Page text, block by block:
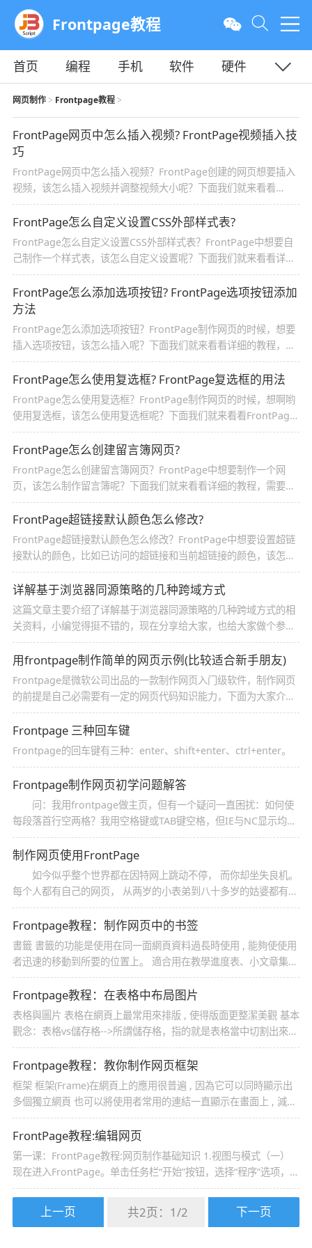
Frontpage教程
首页 编程 手机 软件
硬件
教程
平面 服务器
网页制作> Frontpage教程>
FrontPage网页中怎么插入视频? FrontPage视频插入技
巧
FrontPage网页中怎么插入视频？FrontPage创建的网页想要插入
视频，该怎么插入视频并调整视频大小呢？下面我们就来看看
FrontPage视频插入技巧，需要的朋友可以参考下
FrontPage怎么自定义设置CSS外部样式表?
FrontPage怎么自定义设置CSS外部样式表？FrontPage中想要自
己制作一个样式表，该怎么自定义设置呢？下面我们就来看看详细
的教程，需要的朋友可以参考下
FrontPage怎么添加选项按钮? FrontPage选项按钮添加
方法
FrontPage怎么添加选项按钮？FrontPage制作网页的时候，想要
插入选项按钮，该怎么插入呢？下面我们就来看看详细的教程，需
要的朋友可以参考下
FrontPage怎么使用复选框? FrontPage复选框的用法
FrontPage怎么使用复选框？FrontPage制作网页的时候，想啊哟
使用复选框，该怎么使用复选框呢？下面我们就来看看FrontPage
复选框的用法，需要的朋友可以参考下
FrontPage怎么创建留言簿网页?
FrontPage怎么创建留言簿网页？FrontPage中想要制作一个网
页，该怎么制作留言簿呢？下面我们就来看看详细的教程，需要的
朋友可以参考下
FrontPage超链接默认颜色怎么修改?
FrontPage超链接默认颜色怎么修改？FrontPage中想要设置超链
接默认的颜色，比如已访问的超链接和当前超链接的颜色，该怎么
设置呢？下面我们就来看看详细的教程，需要的朋友可以参考下
详解基于浏览器同源策略的几种跨域方式
这篇文章主要介绍了详解基于浏览器同源策略的几种跨域方式的相
关资料，小编觉得挺不错的，现在分享给大家，也给大家做个参
考。一起跟随小编过来看看吧
用frontpage制作简单的网页示例(比较适合新手朋友)
Frontpage是微软公司出品的一款制作网页入门级软件，制作网页
的前提是自己必需要有一定的网页代码知识能力，下面为大家介绍
下如何用frontpage制作简单的网页，感兴趣的朋友可以参考下
Frontpage 三种回车键
Frontpage的回车键有三种：enter、shift+enter、ctrl+enter。
Frontpage制作网页初学问题解答
问：我用frontpage做主页，但有一个疑问一直困扰：如何使
每段落首行空两格？我用空格键或TAB键空格，但IE与NC显示均不
相同，请问如何解决？ 答：用汉字输入，并设为全角，然后空
格，就可以了：） 问：我的主页用frontpage做好后传上去，
但是图形却
制作网页使用FrontPage
如今似乎整个世界都在因特网上跳动不停， 而你却坐失良机。
每个人都有自己的网页， 从两岁的小表弟到八十多岁的姑婆都有，
而你没有。 你想立刻觉醒， 嗅一嗅UNIX的味道， 也建个自己的主
页。 但怎么建呢? 你鼓起勇气学习HTML， 而坦白说， 你学得一头
雾水， 再也
Frontpage教程：制作网页中的书签
書籤 書籤的功能是使用在同一面網頁資料過長時使用 , 能夠使使用
者迅速的移動到所要的位置上。 適合用在教學進度表、小文章集宓
冉虒W網頁。 書籤的基本操作 範例： 做法：
Frontpage教程：在表格中布局图片
表格與圖片 表格在網頁上最常用來排版 , 使得版面更整潔美觀 基本
觀念：表格vs儲存格-->所謂儲存格，指的就是表格當中切割出來的
每一小格 表格的基本操作 範例：
Frontpage教程：教你制作网页框架
框架 框架(Frame)在網頁上的應用很普遍 , 因為它可以同時顯示出
多個獨立網頁 也可以將使用者常用的連結一直顯示在畫面上 , 減少
上一頁下一頁的切換頻率 框架的基本操作 1.先看我們要做到的成
品-->可以看出該網站共分3
FrontPage教程:编辑网页
第一课：FrontPage教程:网页制作基础知识 1.视图与模式（一）
现在进入FrontPage。单击任务栏“开始”按钮，选择“程序”选项，单
击“Microsoft FrontPage”选项就可以了。 可能你会发现
FrontPage界面和Word很相似[图2－1]，这是因
共2页： 1/2
上一页 下一页